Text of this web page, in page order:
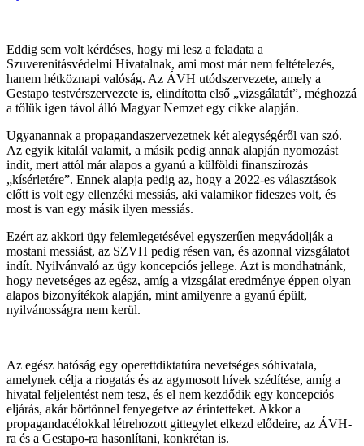
Eddig sem volt kérdéses, hogy mi lesz a feladata a
Szuverenitásvédelmi Hivatalnak, ami most már nem feltételezés,
hanem hétköznapi valóság. Az ÁVH utódszervezete, amely a
Gestapo testvérszervezete is, elindította első „vizsgálatát”, méghozzá
a tőlük igen távol álló Magyar Nemzet egy cikke alapján.
Ugyanannak a propagandaszervezetnek két alegységéről van szó.
Az egyik kitalál valamit, a másik pedig annak alapján nyomozást
indít, mert attól már alapos a gyanú a külföldi finanszírozás
„kísérletére”. Ennek alapja pedig az, hogy a 2022-es választások
előtt is volt egy ellenzéki messiás, aki valamikor fideszes volt, és
most is van egy másik ilyen messiás.
Ezért az akkori ügy felemlegetésével egyszerűen megvádolják a
mostani messiást, az SZVH pedig résen van, és azonnal vizsgálatot
indít. Nyilvánvaló az ügy koncepciós jellege. Azt is mondhatnánk,
hogy nevetséges az egész, amíg a vizsgálat eredménye éppen olyan
alapos bizonyítékok alapján, mint amilyenre a gyanú épült,
nyilvánosságra nem kerül.
Az egész hatóság egy operettdiktatúra nevetséges sóhivatala,
amelynek célja a riogatás és az agymosott hívek szédítése, amíg a
hivatal feljelentést nem tesz, és el nem kezdődik egy koncepciós
eljárás, akár börtönnel fenyegetve az érintetteket. Akkor a
propagandacélokkal létrehozott gittegylet elkezd elődeire, az ÁVH-
ra és a Gestapo-ra hasonlítani, konkrétan is.